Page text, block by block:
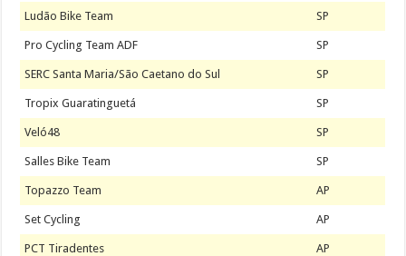
Ludão Bike Team SP
Pro Cycling Team ADF SP
SERC Santa Maria/São Caetano do Sul SP
Tropix Guaratinguetá SP
Veló48 SP
Salles Bike Team SP
Topazzo Team AP
Set Cycling AP
PCT Tiradentes AP